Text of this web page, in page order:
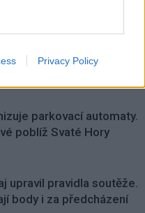
Privacy Policy
Horší voda je jen na
parkovací automaty.
poblíž Svaté Hory
upravil pravidla soutěže.
body i za předcházení